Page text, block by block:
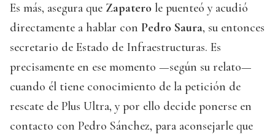
Es más, asegura que Zapatero le puenteó y acudió
directamente a hablar con Pedro Saura, su entonces
secretario de Estado de Infraestructuras. Es
precisamente en ese momento —según su relato—
cuando él tiene conocimiento de la petición de
rescate de Plus Ultra, y por ello decide ponerse en
contacto con Pedro Sánchez, para aconsejarle que